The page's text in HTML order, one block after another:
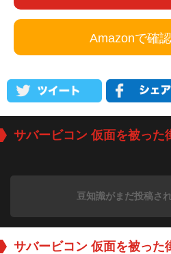
Amazonで確
サバービコン 仮面を被った
豆知識がまだ投稿さ
サバービコン 仮面を被った